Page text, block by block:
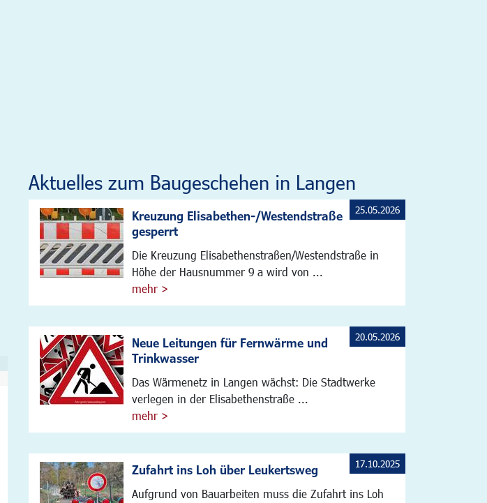
Aktuelles zum Baugeschehen in Langen
Kreuzung Elisabethen-/Westendstraße
gesperrt
Die Kreuzung Elisabethenstraßen/Westendstraße in
Höhe der Hausnummer 9 a wird von ...
mehr >
25.05.2026
Neue Leitungen für Fernwärme und
Trinkwasser
Das Wärmenetz in Langen wächst: Die Stadtwerke
verlegen in der Elisabethenstraße ...
mehr >
20.05.2026
Zufahrt ins Loh über Leukertsweg
Aufgrund von Bauarbeiten muss die Zufahrt ins Loh
17.10.2025